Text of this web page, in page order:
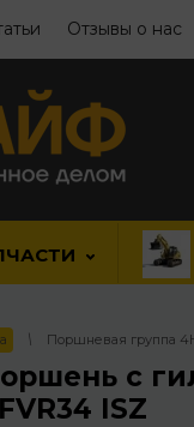
Отзывы о нас
\ Поршневая группа
с
ISZ